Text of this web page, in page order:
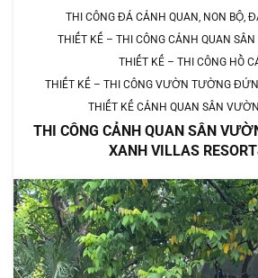
THI CÔNG ĐÁ CẢNH QUAN, NON BỘ,
THIẾT KẾ – THI CÔNG CẢNH QUAN
THIẾT KẾ – THI CÔNG HỒ
THIẾT KẾ – THI CÔNG VƯỜN TƯỜNG
THIẾT KẾ CẢNH QUAN SÂN
THI CÔNG CẢNH QUAN SÂN
XANH VILLAS